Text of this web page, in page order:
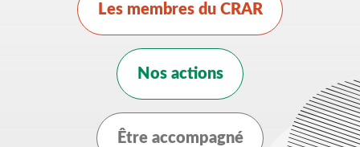
Les membres du CRAR
Nos actions
Être accompagné